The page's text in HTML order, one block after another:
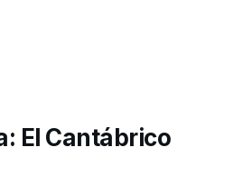
El Cantábrico